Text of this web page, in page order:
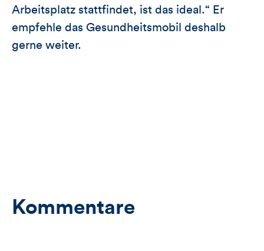
Arbeitsplatz stattfindet, ist das ideal.“ Er
empfehle das Gesundheitsmobil deshalb
gerne weiter.
Kommentare